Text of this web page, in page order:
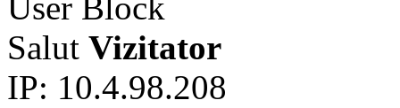
User Block
Salut Vizitator
IP: 10.4.98.208